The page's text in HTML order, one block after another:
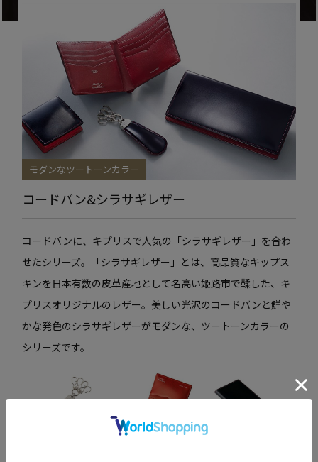
コードバン&シラサギレザー
モダンなツートーンカラー
コードバンに、キプリスで人気の「シラサギレザー」を合わ
せたシリーズ。「シラサギレザー」とは、高品質なキップス
キンを日本有数の皮革産地として名高い姫路市で鞣した、キ
プリスオリジナルのレザー。美しい光沢のコードバンと鮮や
かな発色のシラサギレザーがモダンな、ツートーンカラーの
シリーズです。
靴ベラ付キーホルダ
通しマチ名刺入れ
ファスナー付